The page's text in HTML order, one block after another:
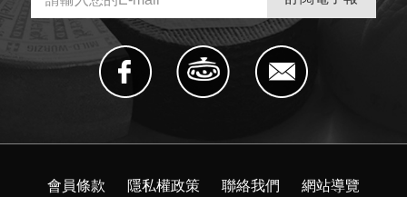
會員條款 隱私權政策 聯絡我們
網站導覽